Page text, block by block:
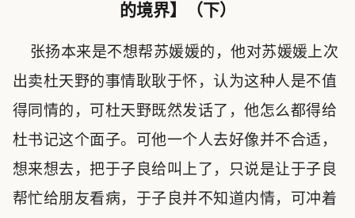
的境界】（下）
张扬本来是不想帮苏媛媛的，他对苏媛媛上次
出卖杜天野的事情耿耿于怀，认为这种人是不值
得同情的，可杜天野既然发话了，他怎么都得给
杜书记这个面子。可他一个人去好像并不合适，
想来想去，把于子良给叫上了，只说是让于子良
帮忙给朋友看病，于子良并不知道内情，可冲着